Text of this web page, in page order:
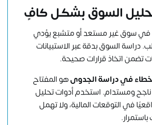
سوق غير مستعد أو متشبع يؤدي
دراسة السوق بدقة عبر الاستبيانات
تضمن اتخاذ قرارات صحيحة.
في دراسة الجدوىهو المفتاح
ومستدام. استخدم أدوات تحليل
في التوقعات المالية، ولا تهمل